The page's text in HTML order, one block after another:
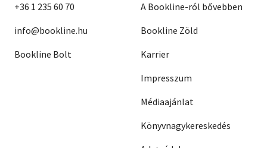
+36 1 235 60 70
info@bookline.hu
Bookline Bolt
A Bookline-ról bővebben
Bookline Zöld
Karrier
Impresszum
Médiaajánlat
Könyvnagykereskedés